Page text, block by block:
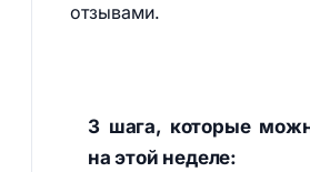
отзывами.
3 шага, которые
на этой неделе: